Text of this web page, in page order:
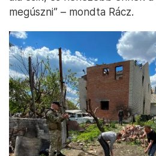
megúszni” – mondta Rácz.